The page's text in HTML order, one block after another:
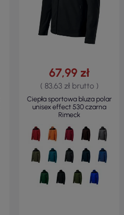
67,99 zł
( 83,63 zł brutto )
Ciepła sportowa bluza polar
unisex effect 530 czarna
Rimeck